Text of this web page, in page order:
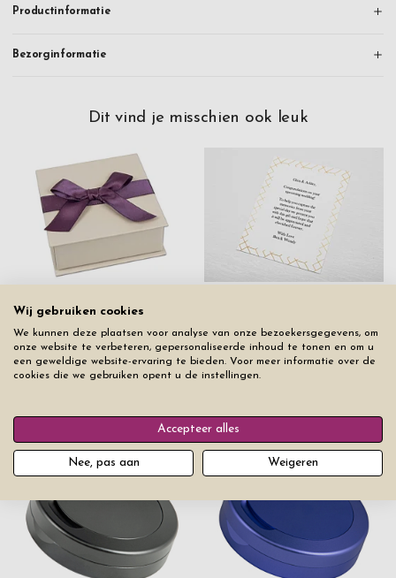
Productinformatie
Bezorginformatie
Dit vind je misschien ook leuk
€ 5 € 5
Uit hetzelfde product assortiment
Wij gebruiken cookies
We kunnen deze plaatsen voor analyse van onze bezoekersgegevens, om
onze website te verbeteren, gepersonaliseerde inhoud te tonen en om u
een geweldige website-ervaring te bieden. Voor meer informatie over de
cookies die we gebruiken opent u de instellingen.
Accepteer alles
Nee, pas aan Weigeren